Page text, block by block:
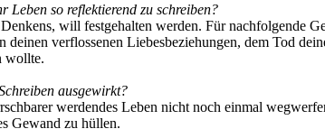
Leben so reflektierend zu schreiben?
will festgehalten werden. Für nachfolgende
verflossenen Liebesbeziehungen, dem Tod
wollte.
ausgewirkt?
werdendes Leben nicht noch einmal
Gewand zu hüllen.